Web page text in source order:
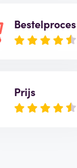
Bestelproces
Prijs